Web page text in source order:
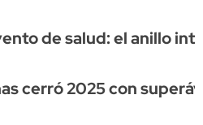
de salud: el anillo
cerró 2025 con